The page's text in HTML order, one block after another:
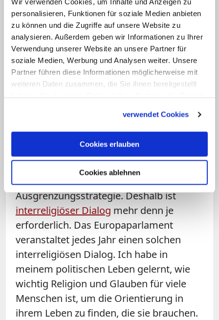
personalisieren, Funktionen für soziale Medien anbieten
zu können und die Zugriffe auf unsere Website zu
analysieren. Außerdem geben wir Informationen zu Ihrer
Verwendung unserer Website an unsere Partner für
soziale Medien, Werbung und Analysen weiter. Unsere
Partner führen diese Informationen möglicherweise mit
weiteren Daten zusammen, die Sie ihnen bereitgestellt
verwendet Cookies
Cookies erlauben
Cookies ablehnen
baut.
Frage: Sollte Religion eine größere
Rolle in unserer Gesellschaft spielen?
Schulz:Es gibt ein großes Bedürfnis
Islamophobie extrem gefährlich ist. Sie
wird zum politischen Projekt gemacht -
auch der politisierte Islam mit seiner
Ausgrenzungsstrategie. Deshalb ist
interreligiöser Dialog mehr denn je
erforderlich. Das Europaparlament
veranstaltet jedes Jahr einen solchen
interreligiösen Dialog. Ich habe in
meinem politischen Leben gelernt, wie
wichtig Religion und Glauben für viele
Menschen ist, um die Orientierung in
ihrem Leben zu finden, die sie brauchen.